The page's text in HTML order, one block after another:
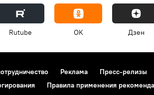
Rutube OK Дзен
Реклама Пресс-релизы
Правила применения